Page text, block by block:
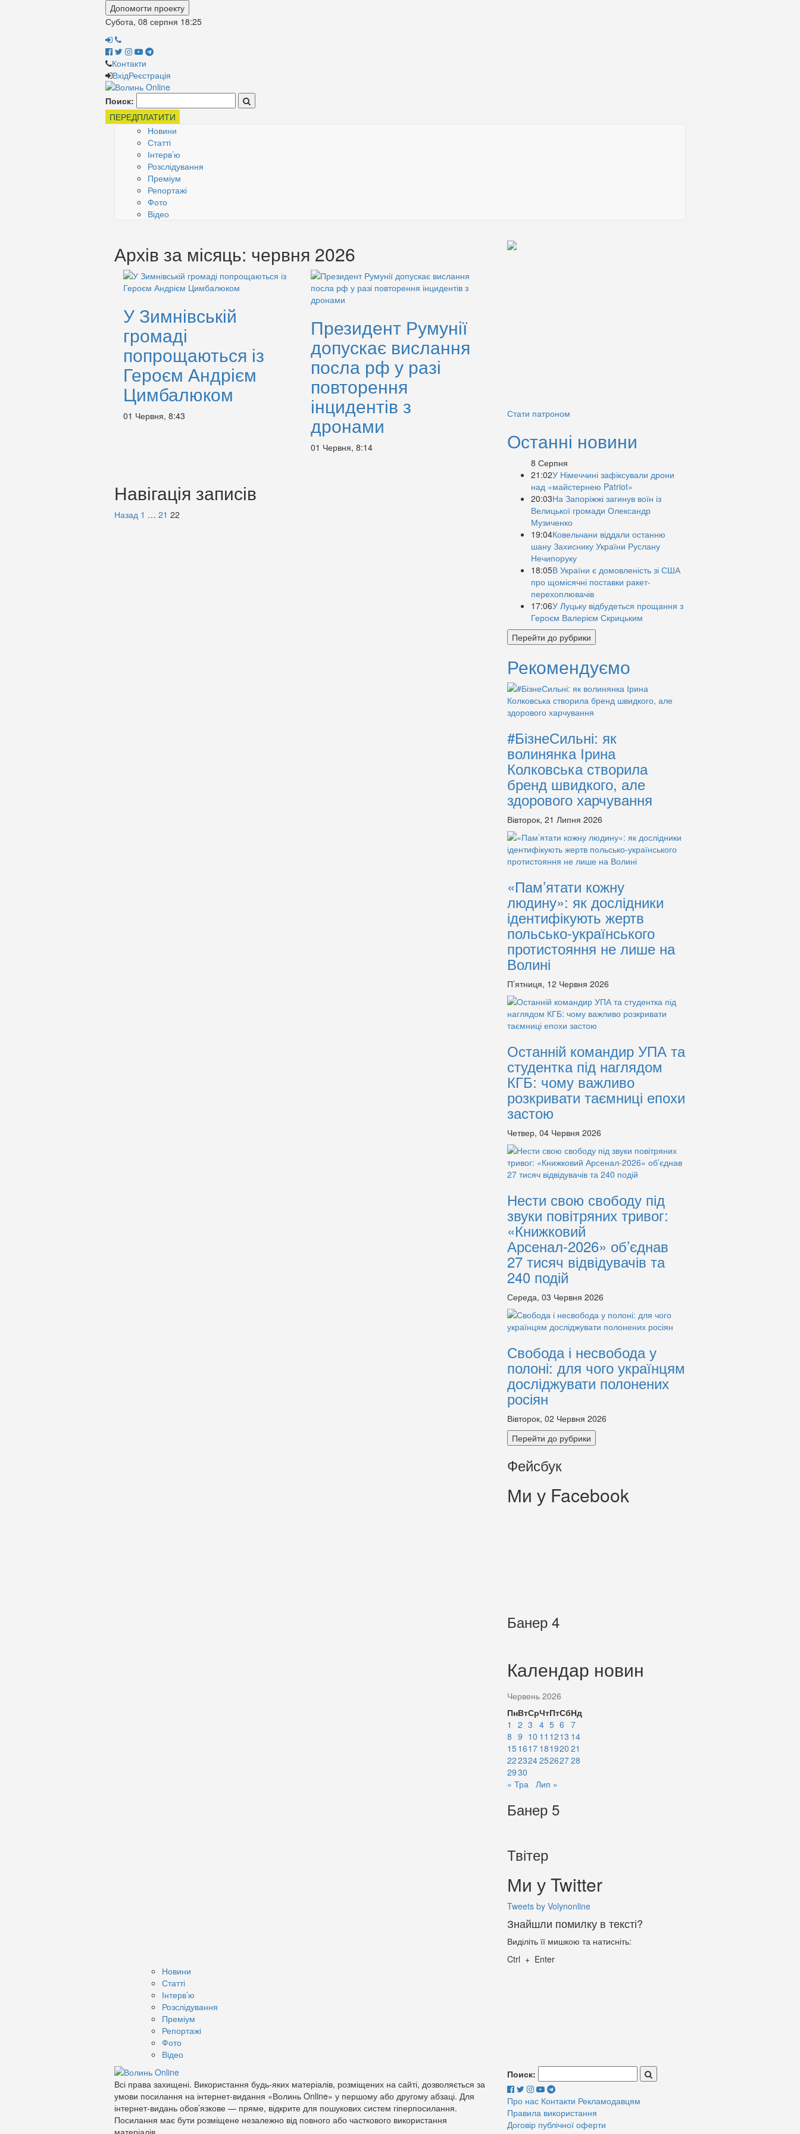
Допомогти проекту
Субота, 08 серпня 18:25
Контакти
ВхідРеєстрація
Поиск:
ПЕРЕДПЛАТИТИ
Новини
Статті
Інтерв’ю
Розслідування
Преміум
Репортажі
Фото
Відео
Архів за місяць: червня 2026
У Зимнівській
громаді
попрощаються із
Героєм Андрієм
Цимбалюком
01 Червня, 8:43
Президент Румунії
допускає вислання
посла рф у разі
повторення
інцидентів з
дронами
01 Червня, 8:14
Навігація записів
Назад 1 … 21 22
Стати патроном
Останні новини
8 Серпня
21:02У Німеччині зафіксували дрони
над «майстернею Patriot»
20:03На Запоріжжі загинув воїн із
Велицької громади Олександр
Музиченко
19:04Ковельчани віддали останню
шану Захиснику України Руслану
Нечипоруку
18:05В України є домовленість зі США
про щомісячні поставки ракет-
перехоплювачів
17:06У Луцьку відбудеться прощання з
Героєм Валерієм Скрицьким
Перейти до рубрики
Рекомендуємо
#БізнеСильні: як
волинянка Ірина
Колковська створила
бренд швидкого, але
здорового харчування
Вівторок, 21 Липня 2026
«Пам’ятати кожну
людину»: як дослідники
ідентифікують жертв
польсько-українського
протистояння не лише на
Волині
П’ятниця, 12 Червня 2026
Останній командир УПА та
студентка під наглядом
КГБ: чому важливо
розкривати таємниці епохи
застою
Четвер, 04 Червня 2026
Нести свою свободу під
звуки повітряних тривог:
«Книжковий
Арсенал-2026» об’єднав
27 тисяч відвідувачів та
240 подій
Середа, 03 Червня 2026
Свобода і несвобода у
полоні: для чого українцям
досліджувати полонених
росіян
Вівторок, 02 Червня 2026
Перейти до рубрики
Фейсбук
Ми у Facebook
Банер 4
Календар новин
Червень 2026
ПнВтСрЧтПтСбНд
1
2 3 4 5 6 7
8 9 10 11 1213 14
151617 181920 21
22232425262728
2930
« Тра Лип »
Банер 5
Твітер
Ми у Twitter
Tweets by Volynonline
Знайшли помилку в тексті?
Виділіть її мишкою та натисніть:
Ctrl + Enter
Новини
Статті
Інтерв’ю
Розслідування
Преміум
Репортажі
Фото
Відео
Всі права захищені. Використання будь-яких матеріалів, розміщених на сайті, дозволяється за
умови посилання на інтернет-видання «Волинь Online» у першому або другому абзаці. Для
інтернет-видань обов’язкове — пряме, відкрите для пошукових систем гіперпосилання.
Посилання має бути розміщене незалежно від повного або часткового використання
Поиск:
Про нас Контакти Рекламодавцям
Правила використання
Договір публічної оферти